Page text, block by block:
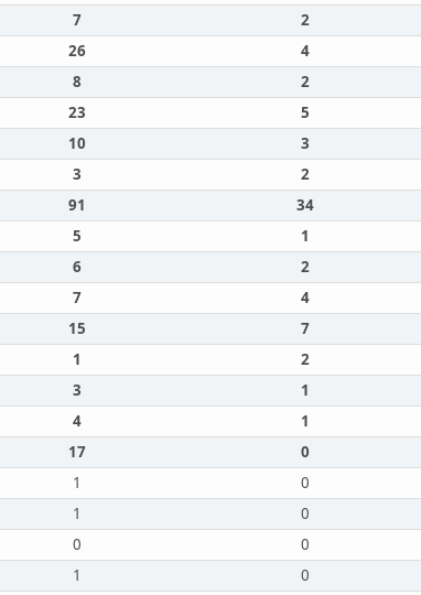
7 2
26 4
8 2
23 5
10 3
3 2
91 34
5 1
6 2
7 4
15 7
1 2
3 1
4 1
17 0
1 0
1 0
0 0
1 0